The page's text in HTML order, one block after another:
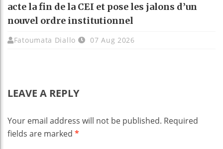
acte la fin de la CEI et pose les jalons d’un
nouvel ordre institutionnel
Fatoumata Diallo 07 Aug 2026
LEAVE A REPLY
Your email address will not be published. Required
fields are marked *